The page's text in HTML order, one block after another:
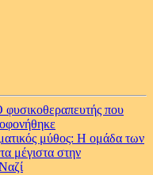
που
μύθος: Η ομάδα των
μέγιστα στην